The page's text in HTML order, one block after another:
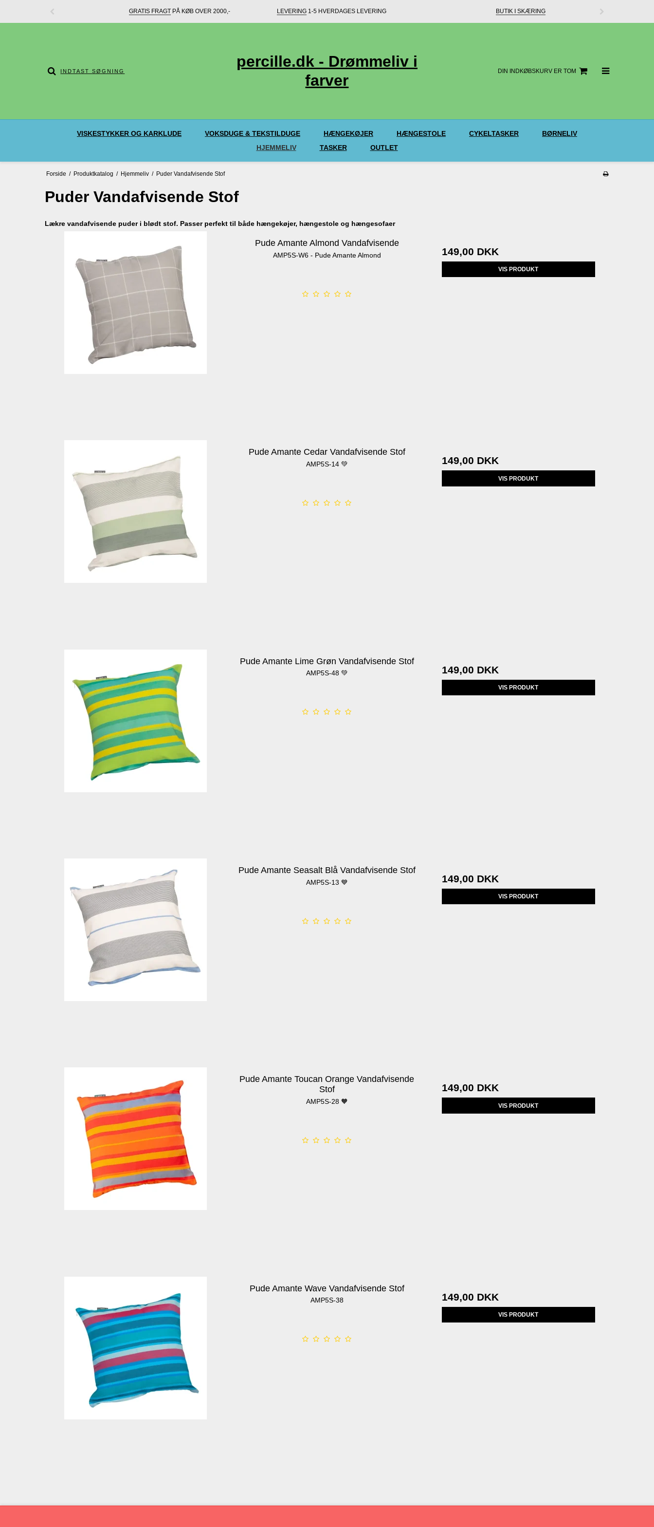
GRATIS FRAGTPÅ KØB OVER 2000,- LEVERING 1-5 HVERDAGES LEVERING BUTIK I SKÆRING
percille.dk - Drømmeliv i
farver
DIN INDKØBSKURV ER TOM
VISKESTYKKER OG KARKLUDE VOKSDUGE & TEKSTILDUGE HÆNGEKØJER HÆNGESTOLE CYKELTASKER
BØRNELIV
HJEMMELIV
TASKER OUTLET
Forside / Produktkatalog / Hjemmeliv / Puder Vandafvisende Stof
Puder Vandafvisende Stof
Lækre vandafvisende puder i blødt stof. Passer perfekt til både hængekøjer, hængestole og hængesofaer
Pude Amante Almond Vandafvisende
AMP5S-W6 - Pude Amante Almond 149,00 DKK
VIS PRODUKT
Pude Amante Cedar Vandafvisende Stof
AMP5S-14 💚 149,00 DKK
VIS PRODUKT
Pude Amante Lime Grøn Vandafvisende Stof
AMP5S-48 💚 149,00 DKK
VIS PRODUKT
Pude Amante Seasalt Blå Vandafvisende Stof
AMP5S-13 💙 149,00 DKK
VIS PRODUKT
Pude Amante Toucan Orange Vandafvisende
Stof
AMP5S-28 🧡
149,00 DKK
VIS PRODUKT
Pude Amante Wave Vandafvisende Stof
AMP5S-38 149,00 DKK
VIS PRODUKT